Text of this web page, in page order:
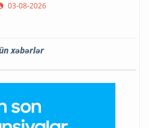
03-08-2026
xəbərlər